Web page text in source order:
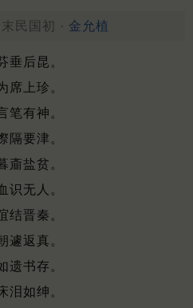
民国初 · 金允植
垂后昆。
席上珍。
笔有神。
隔要津。
齑盐贫。
识无人。
结晋秦。
遽返真。
遗书存。
泪如绅。